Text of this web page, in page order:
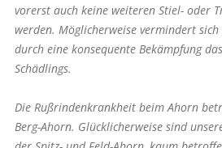
vorerst auch keine weiteren Stiel- oder
werden. Möglicherweise vermindert
durch eine konsequente Bekämpfung
Schädlings.
Die Rußrindenkrankheit beim Ahorn
Berg-Ahorn. Glücklicherweise sind